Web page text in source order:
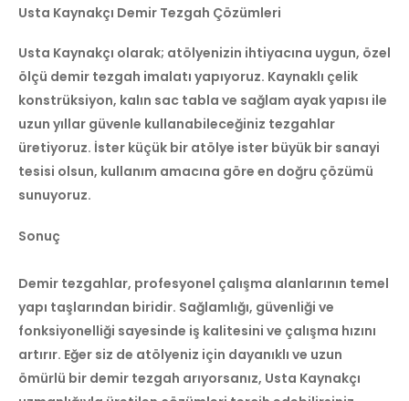
Usta Kaynakçı Demir Tezgah Çözümleri
Usta Kaynakçı olarak; atölyenizin ihtiyacına uygun, özel
ölçü demir tezgah imalatı yapıyoruz. Kaynaklı çelik
konstrüksiyon, kalın sac tabla ve sağlam ayak yapısı ile
uzun yıllar güvenle kullanabileceğiniz tezgahlar
üretiyoruz. İster küçük bir atölye ister büyük bir sanayi
tesisi olsun, kullanım amacına göre en doğru çözümü
sunuyoruz.
Sonuç
Demir tezgahlar, profesyonel çalışma alanlarının temel
yapı taşlarından biridir. Sağlamlığı, güvenliği ve
fonksiyonelliği sayesinde iş kalitesini ve çalışma hızını
artırır. Eğer siz de atölyeniz için dayanıklı ve uzun
ömürlü bir demir tezgah arıyorsanız, Usta Kaynakçı